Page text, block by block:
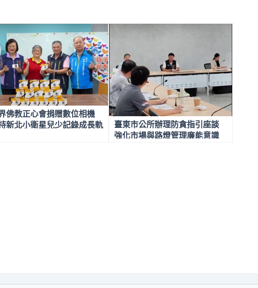
佛教正心會捐贈數位相機
新北小衛星兒少記錄成長軌
臺東市公所辦理防貪指引座談
強化市場與路燈管理廉能意識